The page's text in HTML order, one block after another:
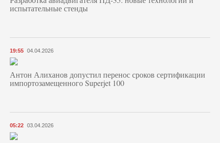
испытательные стенды
19:55 04.04.2026
Антон Алиханов допустил перенос сроков сертификации
импортозамещенного Superjet 100
05:22 03.04.2026